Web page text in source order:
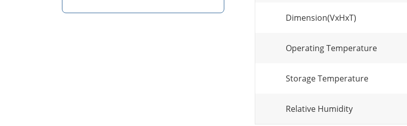
Dimension(VxHxT)
Operating Temperature
Storage Temperature
Relative Humidity